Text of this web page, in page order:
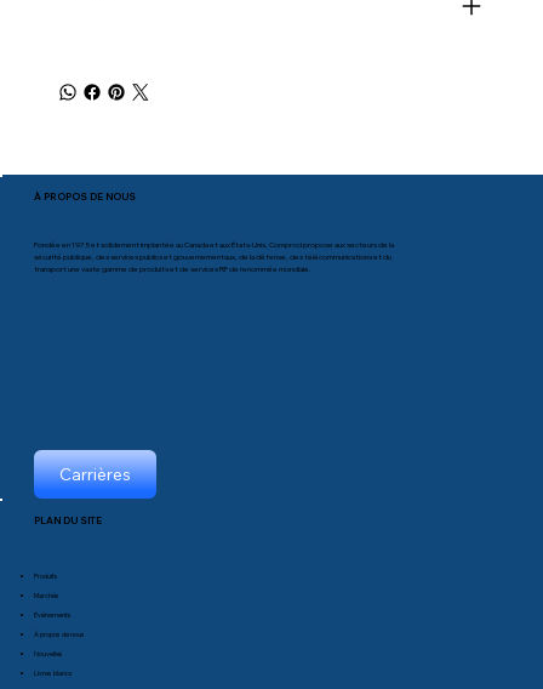
À PROPOS DE NOUS
Fondée en 1975 et solidement implantée au Canada et aux États-Unis, Comprod propose aux secteurs de la
sécurité publique, des services publics et gouvernementaux, de la défense, des télécommunications et du
transport une vaste gamme de produits et de services RF de renommée mondiale.
Carrières
PLAN DU SITE
Produits
Marchés
Événements
À propos de nous
Nouvelles
Livres blancs